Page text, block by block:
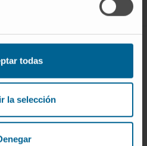
todas
la selección